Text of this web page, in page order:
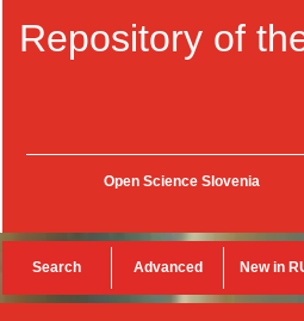
Repository of
Open Science Slovenia
Search Advanced New in